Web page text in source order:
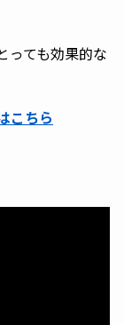
っても効果的な
こちら